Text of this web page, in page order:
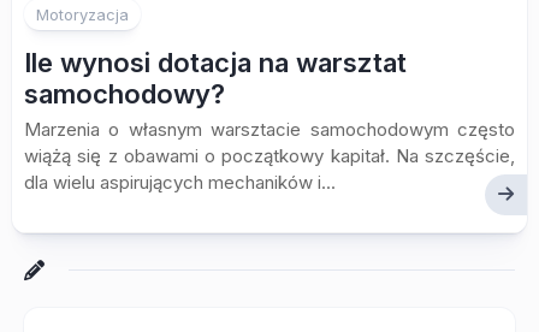
Motoryzacja
Ile wynosi dotacja na warsztat
samochodowy?
Marzenia o własnym warsztacie samochodowym często
wiążą się z obawami o początkowy kapitał. Na szczęście,
dla wielu aspirujących mechaników i...